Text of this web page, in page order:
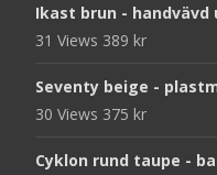
Ikast brun -
31 Views 389 kr
Seventy beige -
30 Views 375 kr
Cyklon rund taupe -